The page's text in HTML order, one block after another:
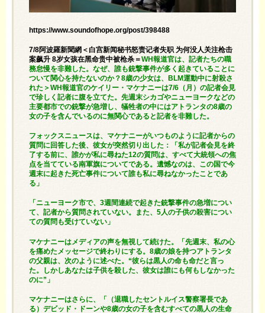
https://www.soundofhope.org/post/398488
7/8阿波羅新聞網＜白宫新闻秘书怒责记者失职 为何没人关注枪击
案飙升 8岁女孩在黑命贵中被枪杀＝WH報道官は、記者たちの職
務怠慢を非難した。なぜ、誰も銃撃事件が多く起きていることに
ついて関心を持たないのか？8歳の少女は、BLM運動中に射殺さ
れた＞WH報道官のケイリー・マケナニーは7/6（月）の記者会見
で珍しく記者に腹を立てた。先週末シカゴやニューヨークなどの
主要都市での銃撃が急増し、犠牲者の中にはアトランタの8歳の
女の子を含んでいるのに無関心であると記者を非難した。
フォックスニュースは、マケナニーがいつものように記者からの
質問に回答した後、彼女が突然切り出した：「私が記者会見を終
了する前に、誰かが私に尋ねた12の質問は、すべて大統領への焦
点を当てている南軍旗についてである。遺憾なのは、この国で今
週末に起きた死亡事件について誰も私に尋ねなかったことであ
る」
「ニューヨーク市で、3週間連続で起きた銃撃事件の急増につい
て、記者から質問されていない。また、5人の子供の殺害につい
ての質問も受けていない」
マケナニーはメディアの声を無視して続けた。「先週末、私の心
を痛めたメッセージで終わりにする。8歳の娘を持つアトランタ
の父親は、次のように述べた。“彼らは黒人の命も命だと言っ
た。しかしあなたは子供を殺した、彼女は誰にも何もしなかった
のに”」
マケナニーはさらに、「（退職したセントルイス警察署長であ
る）デビッド・ドーンや8歳の女の子を含むすべての黒人の生命